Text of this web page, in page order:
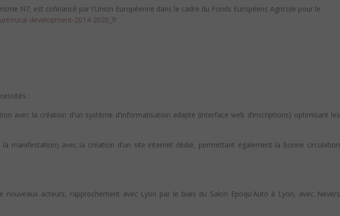
N7, est cofinancé par l'Union Européenne dans le cadre du Fonds Européens Agricole pour le
rural-development-2014-2020_fr
:
avec la création d'un système d'informatisation adapté (interface web d’inscriptions) optimisant les
manifestation) avec la création d'un site internet dédié, permettant également la bonne circulation
acteurs, rapprochement avec Lyon par le biais du Salon Epoqu'Auto à Lyon, avec Nevers